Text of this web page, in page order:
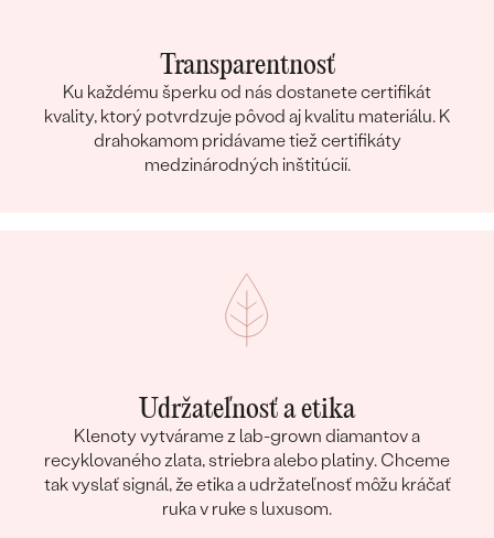
Transparentnosť
Ku každému šperku od nás dostanete certifikát
kvality, ktorý potvrdzuje pôvod aj kvalitu materiálu. K
drahokamom pridávame tiež certifikáty
medzinárodných inštitúcií.
Udržateľnosť a etika
Klenoty vytvárame z lab-grown diamantov a
recyklovaného zlata, striebra alebo platiny. Chceme
tak vyslať signál, že etika a udržateľnosť môžu kráčať
ruka v ruke s luxusom.